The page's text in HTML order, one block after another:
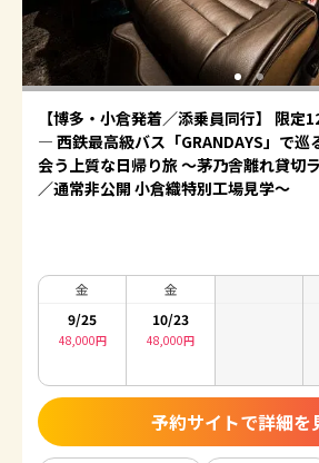
【博多・小倉発着／添乗員同行】 限定
― 西鉄最高級バス「GRANDAYS」で巡
会う上質な日帰り旅 ～茅乃舎離れ貸切
／通常非公開 小倉織特別工場見学～
金
9/25
48,000円
金
10/23
48,000円
予約サイトで詳細を